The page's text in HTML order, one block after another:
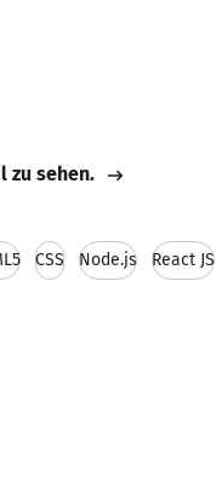
zu sehen.
CSS Node.js React JS